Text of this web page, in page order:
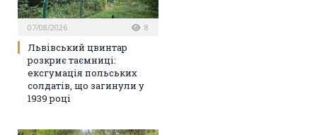
07/08/2026 8
Львівський цвинтар
розкриє таємниці:
ексгумація польських
солдатів, що загинули у
1939 році